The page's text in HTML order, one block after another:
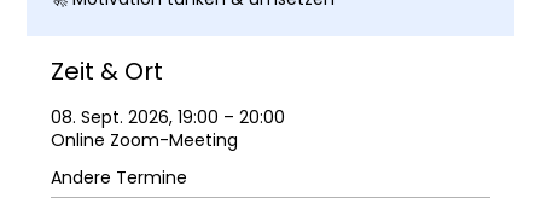
Zeit & Ort
08. Sept. 2026, 19:00 – 20:00
Online Zoom-Meeting
Andere Termine